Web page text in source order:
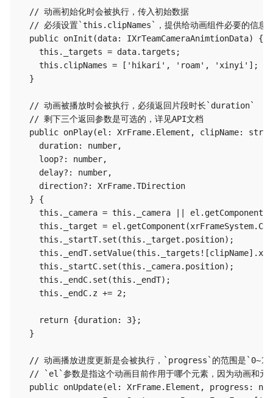
  // 动画初始化时会被执行，传入初始数据
  // 必须设置`this.clipNames`，提供给动画组件必要的信息
  public onInit(data: IXrTeamCameraAnimtionData) {
    this._targets = data.targets;
    this.clipNames = ['hikari', 'roam', 'xinyi'];
  }
  // 动画被播放时会被执行，必须返回片段时长`duration`
  // 剩下三个返回参数是可选的，详见API文档
public onPlay(el: XrFrame.Element, clipName:
    duration: number,
    loop?: number,
    delay?: number,
    direction?: XrFrame.TDirection
  } {
this._camera = this._camera ||
this._target =
    this._startT.set(this._target.position);
    this._startC.set(this._camera.position);
    this._endC.set(this._endT);
    this._endC.z += 2;
    return {duration: 3};
  }
  // 动画播放进度更新是会被执行，`progress`的范围是`0~1`
// `el`参数是指这个动画目前作用于哪个元素，因为动画和元
public onUpdate(el: XrFrame.Element, progress: